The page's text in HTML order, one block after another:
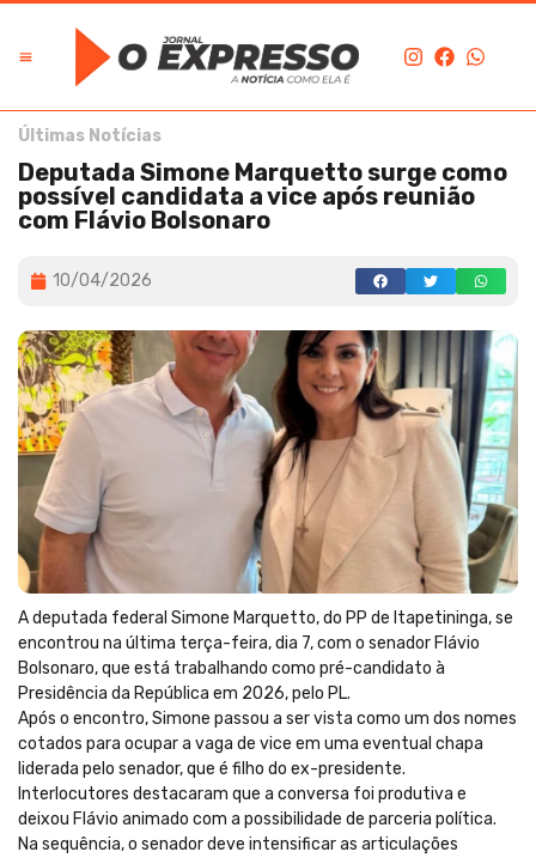
Últimas Notícias
Deputada Simone Marquetto surge como
possível candidata a vice após reunião
com Flávio Bolsonaro
10/04/2026
A deputada federal Simone Marquetto, do PP de Itapetininga, se
encontrou na última terça-feira, dia 7, com o senador Flávio
Bolsonaro, que está trabalhando como pré-candidato à
Presidência da República em 2026, pelo PL.
Após o encontro, Simone passou a ser vista como um dos nomes
cotados para ocupar a vaga de vice em uma eventual chapa
liderada pelo senador, que é filho do ex-presidente.
Interlocutores destacaram que a conversa foi produtiva e
deixou Flávio animado com a possibilidade de parceria política.
Na sequência, o senador deve intensificar as articulações